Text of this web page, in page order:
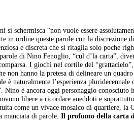
schermisca “non vuole essere
in ordine queste parole con la discrezione
e discreta che si ritaglia solo poche
di Nino Fenoglio, “cul d’la carta”,
I giochi nel cortile del
hanno la pretesa di delineare un
naturalmente l’esperienza
è ancora oggi personaggio conosciuto
libere a ricordare aneddoti e
come un vivace mosaico di quartiere, la
manciata di parole.Il profumo della carta